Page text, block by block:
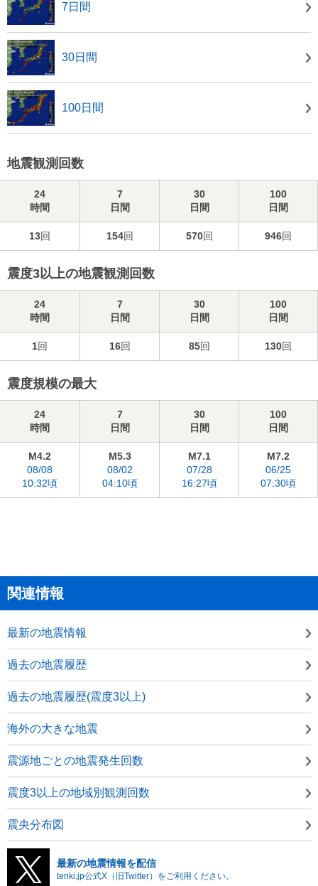
7日間
30日間
100日間
地震観測回数
24
時間
7
日間
30
日間
100
日間
13回 154回 570回 946回
震度3以上の地震観測回数
24
時間
7
日間
30
日間
100
日間
1回 16回 85回 130回
震度規模の最大
24
時間
7
日間
30
日間
100
日間
M4.2
08/08
10:32頃
M5.3
08/02
04:10頃
M7.1
07/28
16:27頃
M7.2
06/25
07:30頃
関連情報
最新の地震情報
過去の地震履歴
過去の地震履歴(震度3以上)
海外の大きな地震
震源地ごとの地震発生回数
震度3以上の地域別観測回数
震央分布図
最新の地震情報を配信
tenki.jp公式X（旧Twitter）をご利用ください。